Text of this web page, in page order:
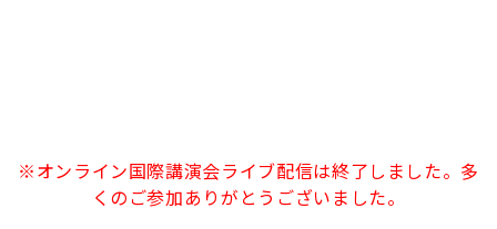
※オンライン国際講演会ライブ配信は終了しました。多
くのご参加ありがとうございました。